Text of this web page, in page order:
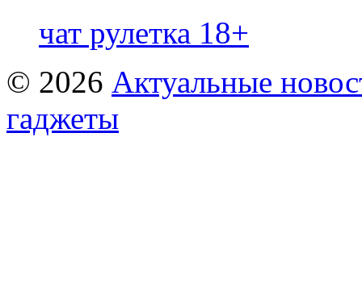
чат рулетка 18+
© 2026 Актуальные
гаджеты